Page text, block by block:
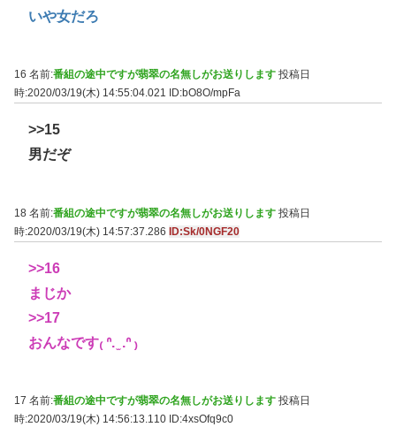
いや女だろ
16 名前:番組の途中ですが翡翠の名無しがお送りします 投稿日
時:2020/03/19(木) 14:55:04.021
ID:bO8O/mpFa
>>15
男だぞ
18 名前:番組の途中ですが翡翠の名無しがお送りします 投稿日
時:2020/03/19(木) 14:57:37.286 ID:Sk/0NGF20
>>16
まじか
>>17
おんなです₍ ᐢ. ̫ .ᐢ ₎
17 名前:番組の途中ですが翡翠の名無しがお送りします 投稿日
時:2020/03/19(木) 14:56:13.110 ID:4xsOfq9c0